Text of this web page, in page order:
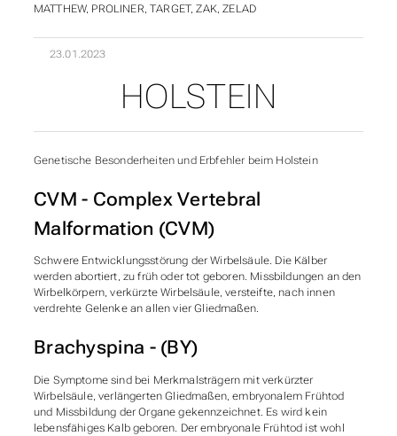
MATTHEW, PROLINER, TARGET, ZAK, ZELAD
23.01.2023
HOLSTEIN
Genetische Besonderheiten und Erbfehler beim Holstein
CVM - Complex Vertebral
Malformation (CVM)
Schwere Entwicklungsstörung der Wirbelsäule. Die Kälber
werden abortiert, zu früh oder tot geboren. Missbildungen an den
Wirbelkörpern, verkürzte Wirbelsäule, versteifte, nach innen
verdrehte Gelenke an allen vier Gliedmaßen.
Brachyspina - (BY)
Die Symptome sind bei Merkmalsträgern mit verkürzter
Wirbelsäule, verlängerten Gliedmaßen, embryonalem Frühtod
und Missbildung der Organe gekennzeichnet. Es wird kein
lebensfähiges Kalb geboren. Der embryonale Frühtod ist wohl